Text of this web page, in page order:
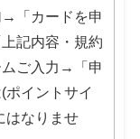
→「カードを申
記内容・規約
ご入力→「申
ポイントサイ
はなりませ